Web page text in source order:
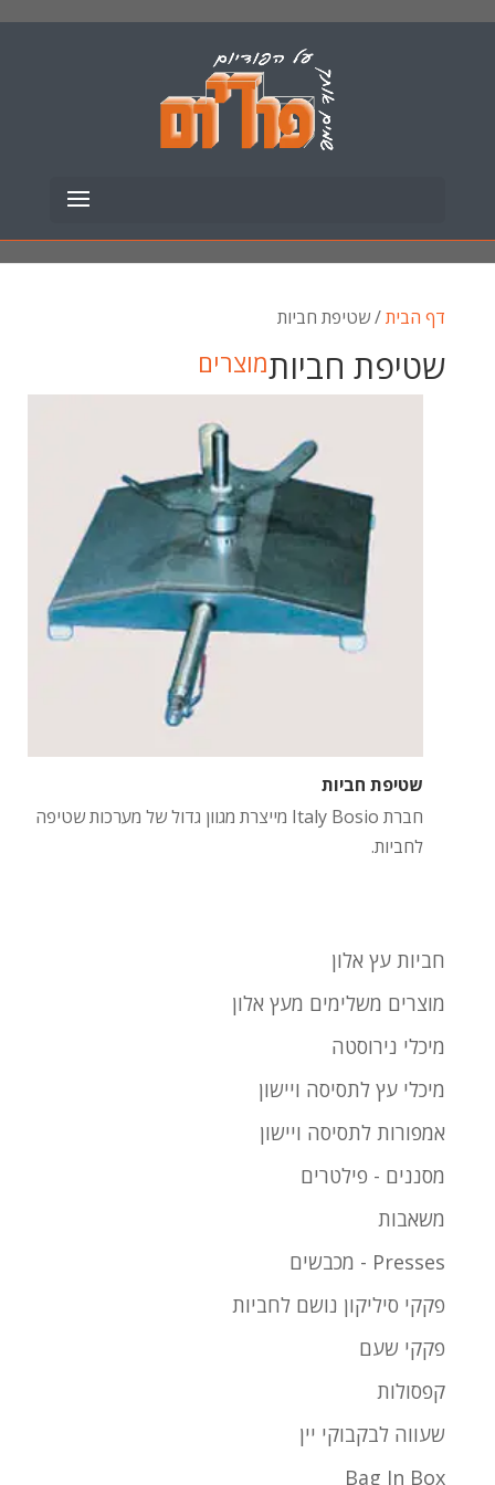
דף הבית/ שטיפת חביות
שטיפת חביות
שטיפת חביות
חברת Italy Bosio מייצרת מגוון גדול של מערכות שטיפה
לחביות.
מוצרים
חביות עץ אלון
מוצרים משלימים מעץ אלון
מיכלי נירוסטה
מיכלי עץ לתסיסה ויישון
אמפורות לתסיסה ויישון
מסננים - פילטרים
משאבות
Presses - מכבשים
פקקי סיליקון נושם לחביות
פקקי שעם
קפסולות
שעווה לבקבוקי יין
Bag In Box